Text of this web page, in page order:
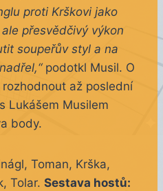
proti Krškovi jako
přesvědčivý výkon
soupeřův styl a na
podotkl Musil. O
až poslední
Lukášem Musilem
body.
Toman, Krška,
Tolar. Sestava hostů: